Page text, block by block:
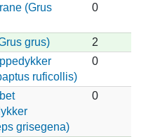
(Grus
0
grus)
2
ruficollis)
0
grisegena)
0